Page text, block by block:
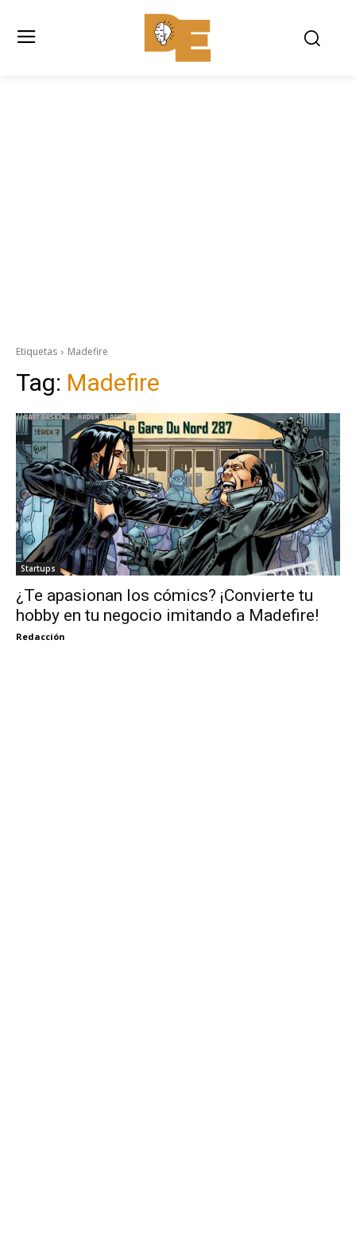
Etiquetas Madefire
Tag: Madefire
Startups
¿Te apasionan los cómics? ¡Convierte tu
hobby en tu negocio imitando a Madefire!
Redacción